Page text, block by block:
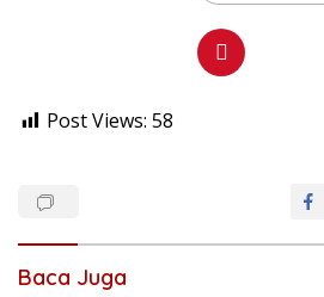
Post Views: 58
Baca Juga